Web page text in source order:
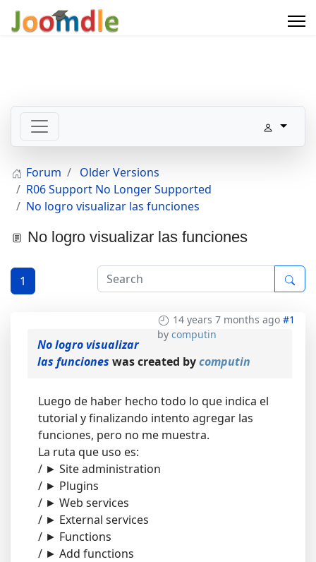
Forum
Older Versions
R06 Support No Longer Supported
No logro visualizar las funciones
No logro visualizar las funciones
1
14 years 7 months ago #1
by computin
No logro visualizar
las funciones was created bycomputin
Luego de haber hecho todo lo que indica el
tutorial y finalizando intento agregar las
funciones, pero no me muestra.
La ruta que uso es:
/ ► Site administration
/ ► Plugins
/ ► Web services
/ ► External services
/ ► Functions
/ ► Add functions